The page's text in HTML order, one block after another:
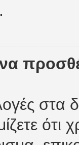
ότι